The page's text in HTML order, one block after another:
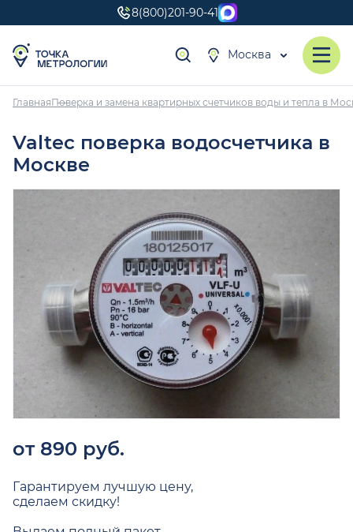
8(800)201-90-41
Москва
ГлавнаяПоверка и замена квартирных счетчиков воды и тепла в
Valtec поверка водосчетчика в
Москве
от 890 руб.
Гарантируем лучшую цену,
сделаем скидку!